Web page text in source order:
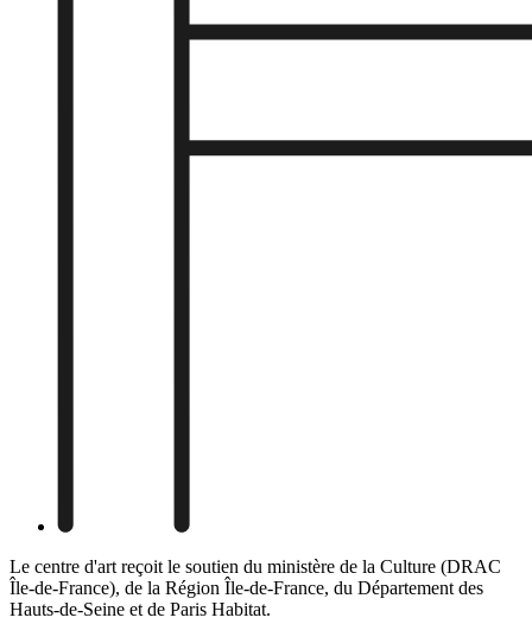
Le centre d'art reçoit le soutien du ministère de la Culture (DRAC
Île-de-France), de la Région Île-de-France, du Département des
Hauts-de-Seine et de Paris Habitat.